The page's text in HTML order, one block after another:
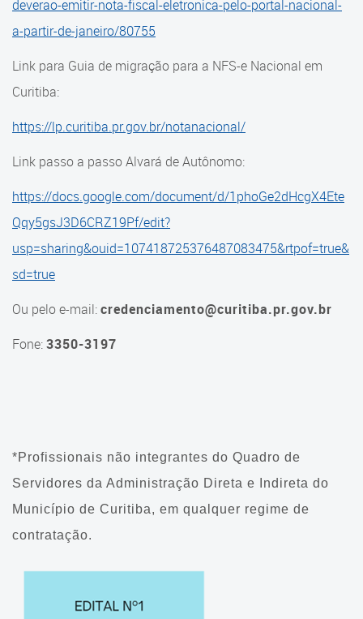
deverao-emitir-nota-fiscal-eletronica-pelo-portal-nacional-
a-partir-de-janeiro/80755
Link para Guia de migração para a NFS-e Nacional em
Curitiba:
https://lp.curitiba.pr.gov.br/notanacional/
Link passo a passo Alvará de Autônomo:
https://docs.google.com/document/d/1phoGe2dHcgX4Ete
Qqy5gsJ3D6CRZ19Pf/edit?
usp=sharing&ouid=107418725376487083475&rtpof=true&
sd=true
Ou pelo e-mail:credenciamento@curitiba.pr.gov.br
Fone:3350-3197
*Profissionais não integrantes do Quadro de
Servidores da Administração Direta e Indireta do
Município de Curitiba, em qualquer regime de
contratação.